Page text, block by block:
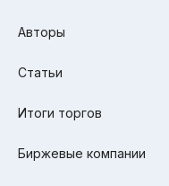
Авторы
Статьи
Итоги торгов
Биржевые компании